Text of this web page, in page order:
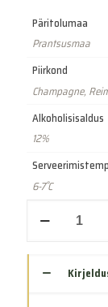
Päritolumaa
Prantsusmaa
Piirkond
Champagne,
Alkoholisisaldus
12%
6-7˚C
Cuvée
Bouteille
(375ml)